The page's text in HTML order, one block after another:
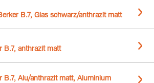
B.7, Glas schwarz/anthrazit matt
B.7, anthrazit matt
B.7, Alu/anthrazit matt, Aluminium